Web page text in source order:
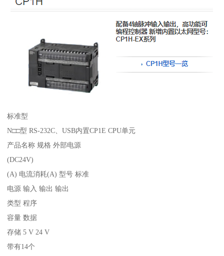
标准型
N□□型 RS-232C、USB内置CP1E CPU单元
产品名称 规格 外部电源
(DC24V)
(A) 电流消耗(A) 型号 标准
电源 输入 输出 输出
类型 程序
容量 数据
存储 5 V 24 V
带有14个